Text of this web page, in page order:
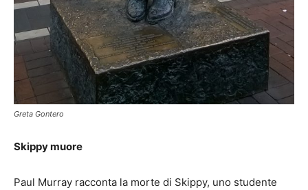
Greta Gontero
Skippy muore
Paul Murray racconta la morte di Skippy, uno studente